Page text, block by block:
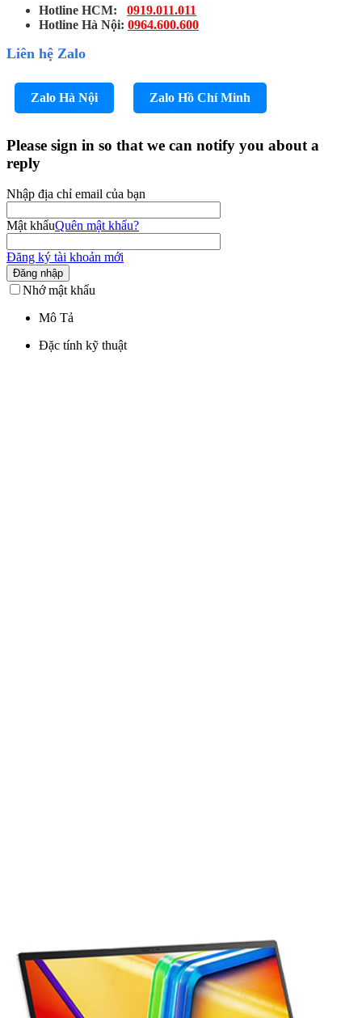
Hotline HCM: 0919.011.011
Hotline Hà Nội: 0964.600.600
Liên hệ Zalo
Zalo Hà Nội Zalo Hồ Chí Minh
Please sign in so that we can notify you about a
reply
Nhập địa chỉ email của bạn
Mật khẩuQuên mật khẩu?
Đăng ký tài khoản mới
Đăng nhập
Nhớ mật khẩu
Mô Tả
Đặc tính kỹ thuật